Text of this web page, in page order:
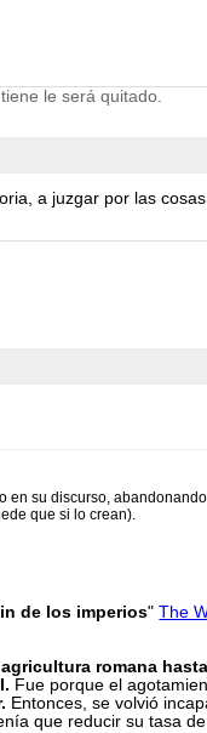
le será quitado.
a juzgar por las
su discurso,
que si lo crean).
de los imperios"The
romana
Fue porque el
Entonces, se volvió
que reducir su tasa